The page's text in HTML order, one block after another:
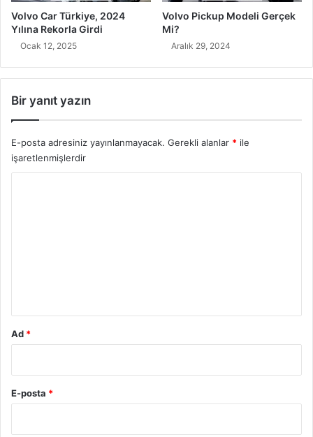
Volvo Car Türkiye, 2024
Yılına Rekorla Girdi
Ocak 12, 2025
Volvo Pickup Modeli Gerçek
Mi?
Aralık 29, 2024
Bir yanıt yazın
E-posta adresiniz yayınlanmayacak. Gerekli alanlar * ile
işaretlenmişlerdir
Ad *
E-posta *